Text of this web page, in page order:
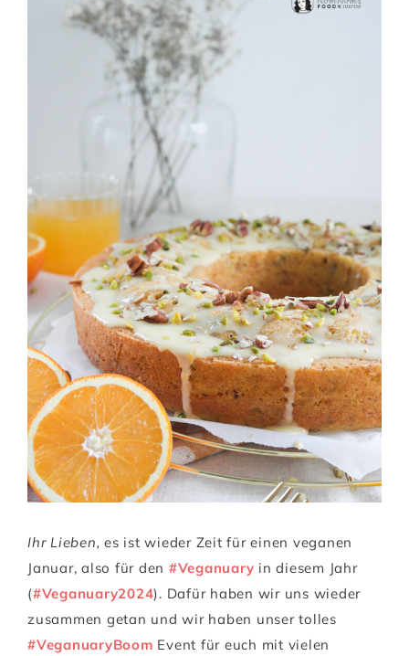
Ihr Lieben, es ist wieder Zeit für einen veganen
Januar, also für den #Veganuary in diesem Jahr
(#Veganuary2024). Dafür haben wir uns wieder
zusammen getan und wir haben unser tolles
#VeganuaryBoom Event für euch mit vielen